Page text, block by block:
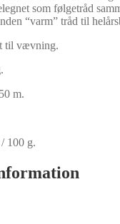
som følgetråd
“varm” tråd til
til vævning.
m.
100 g.